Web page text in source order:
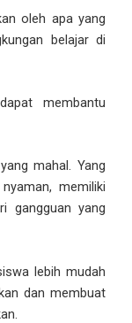
oleh apa yang
belajar di
membantu
mahal. Yang
memiliki
gangguan yang
lebih mudah
dan membuat